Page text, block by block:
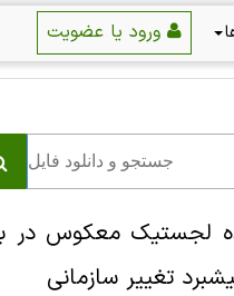
لجستیک معکوس در
تغییر سازمانی